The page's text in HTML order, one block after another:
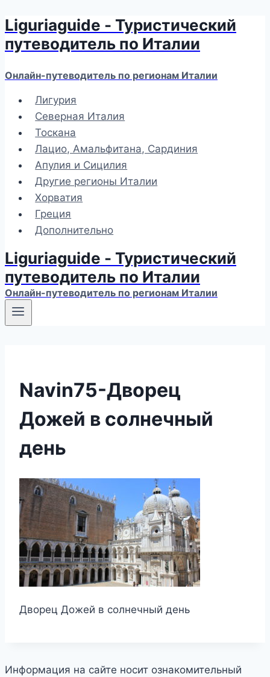
Перейти
к
содержимому
Liguriaguide - Туристический
путеводитель по Италии
Онлайн-путеводитель по регионам Италии
Лигурия
Северная Италия
Тоскана
Лацио, Амальфитана, Сардиния
Апулия и Сицилия
Другие регионы Италии
Хорватия
Греция
Дополнительно
Liguriaguide - Туристический
путеводитель по Италии
Онлайн-путеводитель по регионам Италии
Navin75-Дворец
Дожей в солнечный
день
Дворец Дожей в солнечный день
Информация на сайте носит ознакомительный